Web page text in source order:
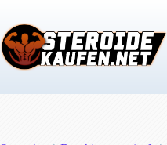
springen